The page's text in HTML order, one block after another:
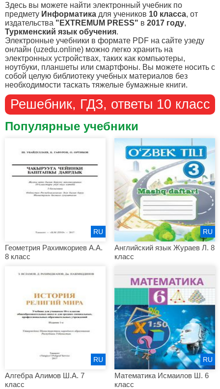
Здесь вы можете найти электронный учебник по
предмету Информатика для учеников 10 класса, от
издательства "EXTREMUM PRESS" в 2017 году,
Туркменский язык обучения.
Электронные учебники в формате PDF на сайте узеду
онлайн (uzedu.online) можно легко хранить на
электронных устройствах, таких как компьютеры,
ноутбуки, планшеты или смартфоны. Вы можете носить с
собой целую библиотеку учебных материалов без
необходимости таскать тяжелые бумажные книги.
Решебник, ГДЗ, ответы 10 класс
Популярные учебники
Геометрия Рахимкориев А.А.
8 класс
RU
Английский язык Жураев Л. 8
класс
RU
Алгебра Алимов Ш.А. 7
класс
RU
Математика Исмаилов Ш. 6
класс
RU